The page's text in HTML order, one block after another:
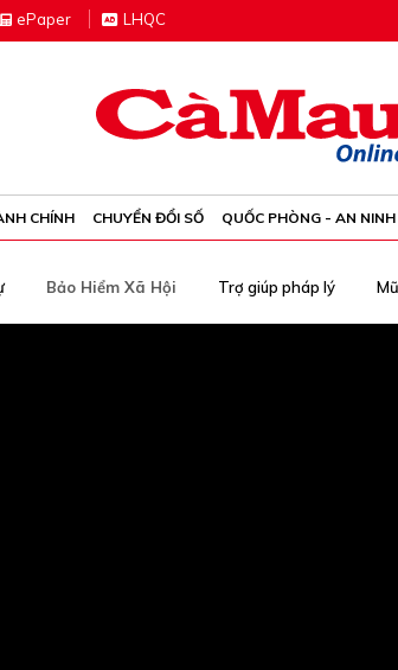
ePaper LHQC
CHÍNH CHUYỂN ĐỔI SỐ QUỐC PHÒNG - AN NINH
Bảo Hiểm Xã Hội Trợ giúp pháp lý